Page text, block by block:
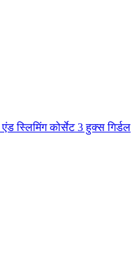
स्लिमिंग कोर्सेट 3 हुक्स गिर्डल